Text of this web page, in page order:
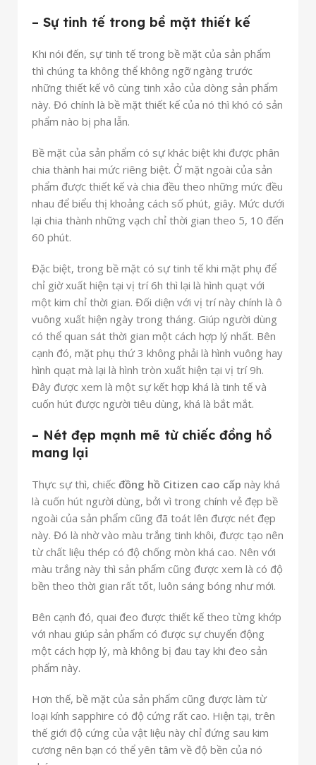
– Sự tinh tế trong bề mặt thiết kế
Khi nói đến, sự tinh tế trong bề mặt của sản phẩm
thì chúng ta không thể không ngỡ ngàng trước
những thiết kế vô cùng tinh xảo của dòng sản phẩm
này. Đó chính là bề mặt thiết kế của nó thì khó có sản
phẩm nào bị pha lẫn.
Bề mặt của sản phẩm có sự khác biệt khi được phân
chia thành hai mức riêng biệt. Ở mặt ngoài của sản
phẩm được thiết kế và chia đều theo những mức đều
nhau để biểu thị khoảng cách số phút, giây. Mức dưới
lại chia thành những vạch chỉ thời gian theo 5, 10 đến
60 phút.
Đặc biệt, trong bề mặt có sự tinh tế khi mặt phụ để
chỉ giờ xuất hiện tại vị trí 6h thì lại là hình quạt với
một kim chỉ thời gian. Đối diện với vị trí này chính là ô
vuông xuất hiện ngày trong tháng. Giúp người dùng
có thể quan sát thời gian một cách hợp lý nhất. Bên
cạnh đó, mặt phụ thứ 3 không phải là hình vuông hay
hình quạt mà lại là hình tròn xuất hiện tại vị trí 9h.
Đây được xem là một sự kết hợp khá là tinh tế và
cuốn hút được người tiêu dùng, khá là bắt mắt.
– Nét đẹp mạnh mẽ từ chiếc đồng hồ
mang lại
Thực sự thì, chiếc đồng hồ Citizen cao cấp này khá
là cuốn hút người dùng, bởi vì trong chính vẻ đẹp bề
ngoài của sản phẩm cũng đã toát lên được nét đẹp
này. Đó là nhờ vào màu trắng tinh khôi, được tạo nên
từ chất liệu thép có độ chống mòn khá cao. Nên với
màu trắng này thì sản phẩm cũng được xem là có độ
bền theo thời gian rất tốt, luôn sáng bóng như mới.
Bên cạnh đó, quai đeo được thiết kế theo từng khớp
với nhau giúp sản phẩm có được sự chuyển động
một cách hợp lý, mà không bị đau tay khi đeo sản
phẩm này.
Hơn thế, bề mặt của sản phẩm cũng được làm từ
loại kính sapphire có độ cứng rất cao. Hiện tại, trên
thế giới độ cứng của vật liệu này chỉ đứng sau kim
cương nên bạn có thể yên tâm về độ bền của nó